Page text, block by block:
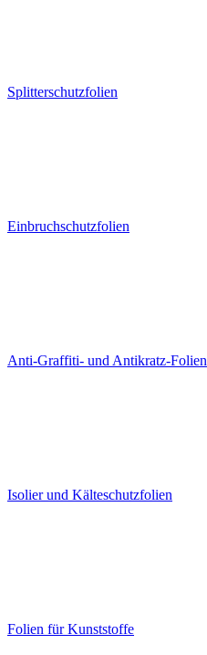
Splitterschutzfolien
Einbruchschutzfolien
Anti-Graffiti- und Antikratz-Folien
Isolier und Kälteschutzfolien
Folien für Kunststoffe